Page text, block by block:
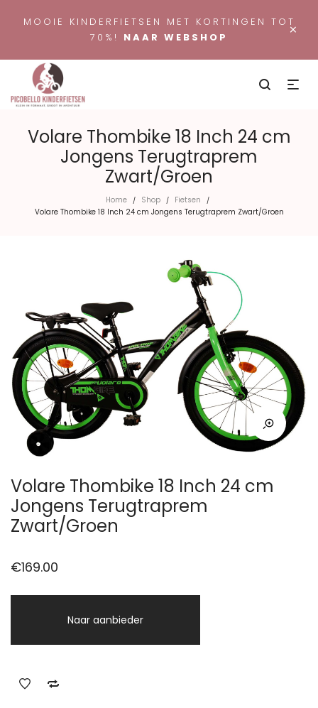
×
MOOIE KINDERFIETSEN MET KORTINGEN TOT
70%! NAAR WEBSHOP
Volare Thombike 18 Inch 24 cm
Jongens Terugtraprem
Zwart/Groen
Home / Shop / Fietsen /
Volare Thombike 18 Inch 24 cm Jongens Terugtraprem Zwart/Groen
Volare Thombike 18 Inch 24 cm
Jongens Terugtraprem
Zwart/Groen
€169.00
Naar aanbieder